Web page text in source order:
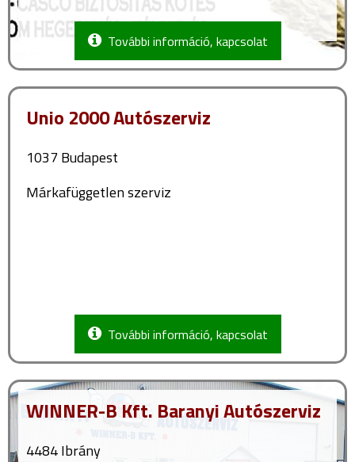
További információ, kapcsolat
Unio 2000 Autószerviz
1037 Budapest
Márkafüggetlen szerviz
További információ, kapcsolat
WINNER-B Kft. Baranyi Autószerviz
4484 Ibrány